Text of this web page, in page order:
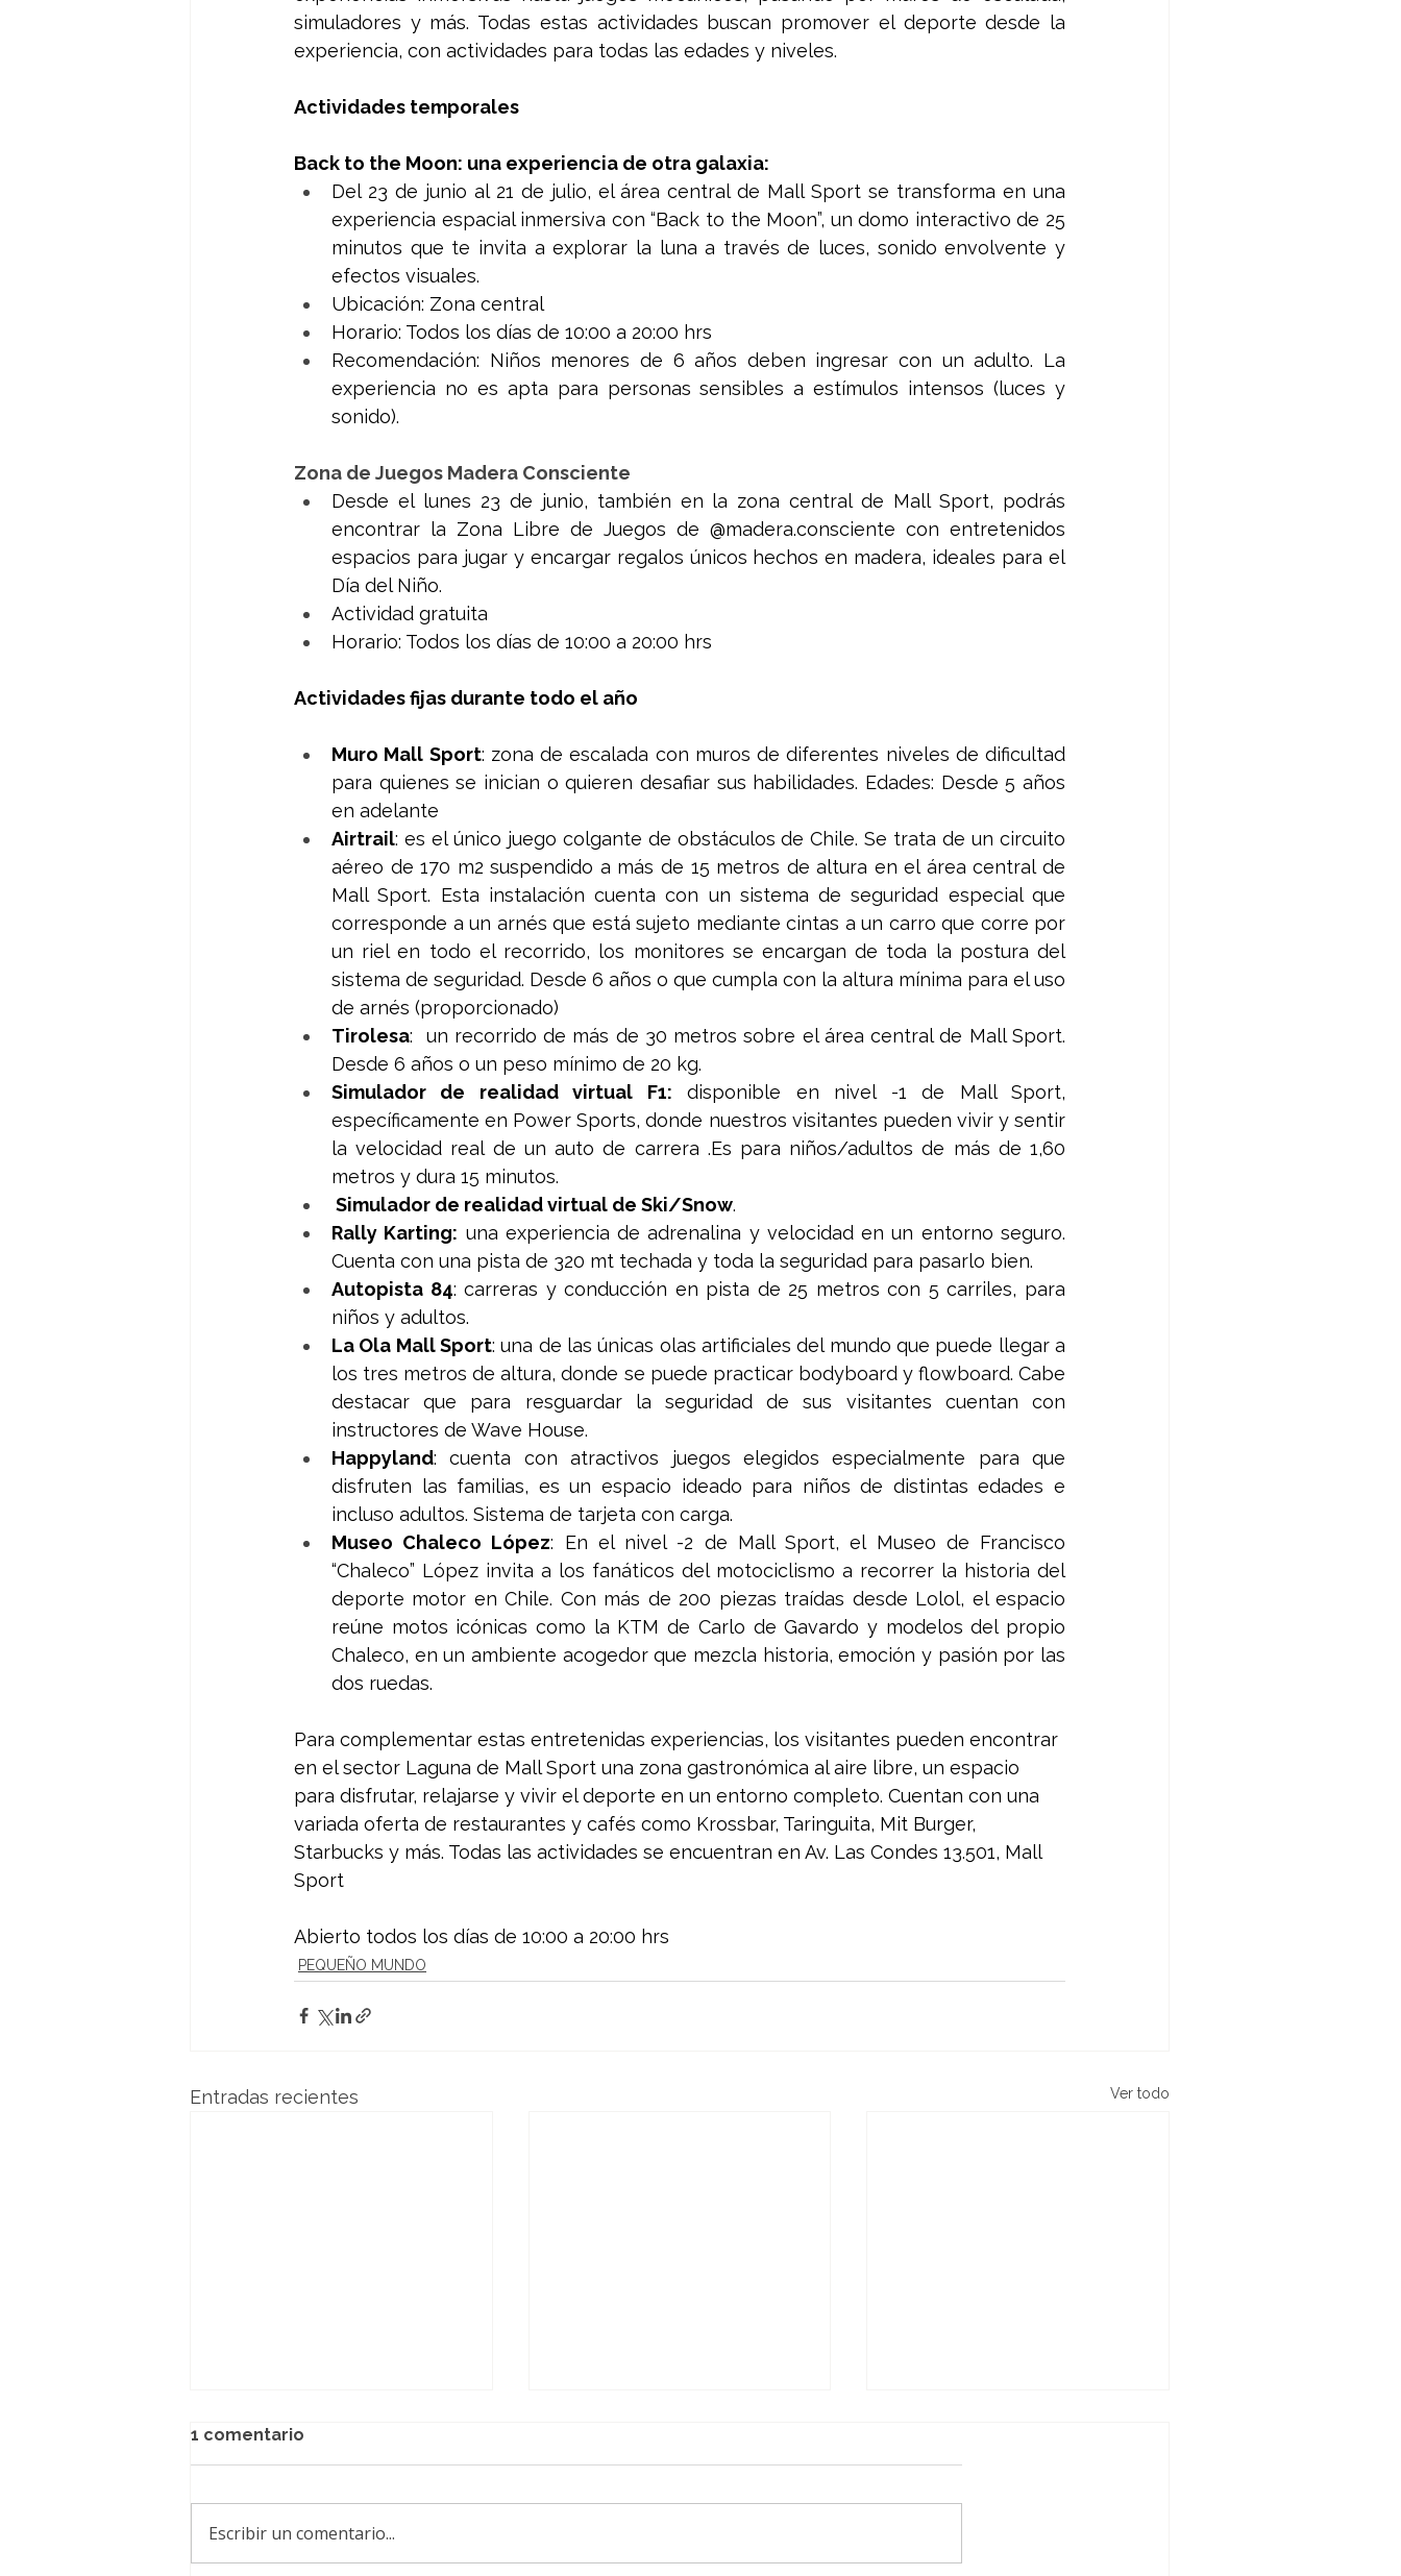
simuladores y más. Todas estas actividades buscan promover el deporte desde la
experiencia, con actividades para todas las edades y niveles.
Actividades temporales
Back to the Moon: una experiencia de otra galaxia:
Del 23 de junio al 21 de julio, el área central de Mall Sport se transforma en una
experiencia espacial inmersiva con “Back to the Moon”, un domo interactivo de 25
minutos que te invita a explorar la luna a través de luces, sonido envolvente y
efectos visuales.
Ubicación: Zona central
Horario: Todos los días de 10:00 a 20:00 hrs
Recomendación: Niños menores de 6 años deben ingresar con un adulto. La
experiencia no es apta para personas sensibles a estímulos intensos (luces y
sonido).
Zona de Juegos Madera Consciente
Desde el lunes 23 de junio, también en la zona central de Mall Sport, podrás
encontrar la Zona Libre de Juegos de @madera.consciente con entretenidos
espacios para jugar y encargar regalos únicos hechos en madera, ideales para el
Día del Niño.
Actividad gratuita
Horario: Todos los días de 10:00 a 20:00 hrs
Actividades fijas durante todo el año
Muro Mall Sport: zona de escalada con muros de diferentes niveles de dificultad
para quienes se inician o quieren desafiar sus habilidades. Edades: Desde 5 años
en adelante
Airtrail: es el único juego colgante de obstáculos de Chile. Se trata de un circuito
aéreo de 170 m2 suspendido a más de 15 metros de altura en el área central de
Mall Sport. Esta instalación cuenta con un sistema de seguridad especial que
corresponde a un arnés que está sujeto mediante cintas a un carro que corre por
un riel en todo el recorrido, los monitores se encargan de toda la postura del
sistema de seguridad. Desde 6 años o que cumpla con la altura mínima para el uso
de arnés (proporcionado)
Tirolesa:  un recorrido de más de 30 metros sobre el área central de Mall Sport.
Desde 6 años o un peso mínimo de 20 kg.
Simulador de realidad virtual F1: disponible en nivel -1 de Mall Sport,
específicamente en Power Sports, donde nuestros visitantes pueden vivir y sentir
la velocidad real de un auto de carrera .Es para niños/adultos de más de 1,60
metros y dura 15 minutos.
Simulador de realidad virtual de Ski/Snow.
Rally Karting: una experiencia de adrenalina y velocidad en un entorno seguro.
Cuenta con una pista de 320 mt techada y toda la seguridad para pasarlo bien.
Autopista 84: carreras y conducción en pista de 25 metros con 5 carriles, para
niños y adultos.
La Ola Mall Sport: una de las únicas olas artificiales del mundo que puede llegar a
los tres metros de altura, donde se puede practicar bodyboard y flowboard. Cabe
destacar que para resguardar la seguridad de sus visitantes cuentan con
instructores de Wave House.
Happyland: cuenta con atractivos juegos elegidos especialmente para que
disfruten las familias, es un espacio ideado para niños de distintas edades e
incluso adultos. Sistema de tarjeta con carga.
Museo Chaleco López: En el nivel -2 de Mall Sport, el Museo de Francisco
“Chaleco” López invita a los fanáticos del motociclismo a recorrer la historia del
deporte motor en Chile. Con más de 200 piezas traídas desde Lolol, el espacio
reúne motos icónicas como la KTM de Carlo de Gavardo y modelos del propio
Chaleco, en un ambiente acogedor que mezcla historia, emoción y pasión por las
dos ruedas.
Para complementar estas entretenidas experiencias, los visitantes pueden encontrar
en el sector Laguna de Mall Sport una zona gastronómica al aire libre, un espacio
para disfrutar, relajarse y vivir el deporte en un entorno completo. Cuentan con una
variada oferta de restaurantes y cafés como Krossbar, Taringuita, Mit Burger,
Starbucks y más. Todas las actividades se encuentran en Av. Las Condes 13.501, Mall
Sport
Abierto todos los días de 10:00 a 20:00 hrs
PEQUEÑO MUNDO
Entradas recientes Ver todo
1 comentario
Escribir un comentario...